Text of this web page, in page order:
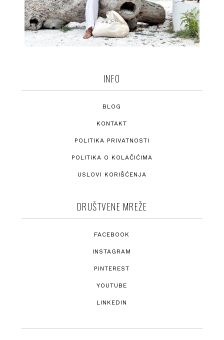
INFO
BLOG
KONTAKT
POLITIKA PRIVATNOSTI
POLITIKA O KOLAČIĆIMA
USLOVI KORIŠĆENJA
DRUŠTVENE MREŽE
FACEBOOK
INSTAGRAM
PINTEREST
YOUTUBE
LINKEDIN